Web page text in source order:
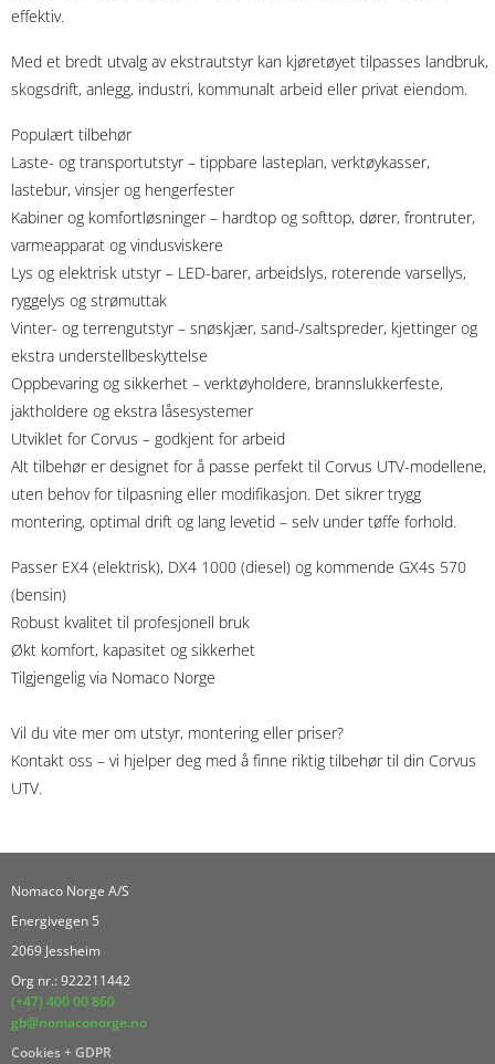
effektiv.
Med et bredt utvalg av ekstrautstyr kan kjøretøyet tilpasses landbruk,
skogsdrift, anlegg, industri, kommunalt arbeid eller privat eiendom.
Populært tilbehør
Laste- og transportutstyr – tippbare lasteplan, verktøykasser,
lastebur, vinsjer og hengerfester
Kabiner og komfortløsninger – hardtop og softtop, dører, frontruter,
varmeapparat og vindusviskere
Lys og elektrisk utstyr – LED-barer, arbeidslys, roterende varsellys,
ryggelys og strømuttak
Vinter- og terrengutstyr – snøskjær, sand-/saltspreder, kjettinger og
ekstra understellbeskyttelse
Oppbevaring og sikkerhet – verktøyholdere, brannslukkerfeste,
jaktholdere og ekstra låsesystemer
Utviklet for Corvus – godkjent for arbeid
Alt tilbehør er designet for å passe perfekt til Corvus UTV-modellene,
uten behov for tilpasning eller modifikasjon. Det sikrer trygg
montering, optimal drift og lang levetid – selv under tøffe forhold.
Passer EX4 (elektrisk), DX4 1000 (diesel) og kommende GX4s 570
(bensin)
Robust kvalitet til profesjonell bruk
Økt komfort, kapasitet og sikkerhet
Tilgjengelig via Nomaco Norge
Vil du vite mer om utstyr, montering eller priser?
Kontakt oss – vi hjelper deg med å finne riktig tilbehør til din Corvus
UTV.
Nomaco Norge A/S
Energivegen 5
2069 Jessheim
Org nr.: 922211442
(+47) 400 00 860
gb@nomaconorge.no
Cookies + GDPR